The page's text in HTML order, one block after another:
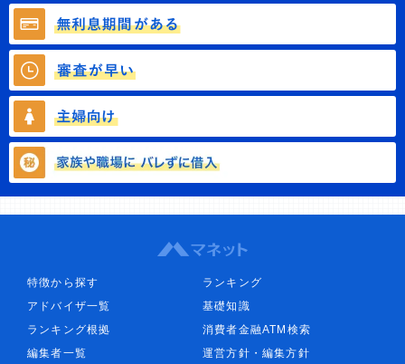
特徴から探す
ランキング
アドバイザ一覧
基礎知識
ランキング根拠
消費者金融ATM検索
編集者一覧
運営方針・編集方針